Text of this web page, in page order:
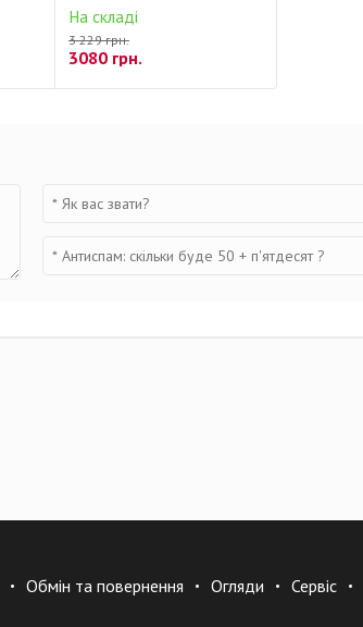
На складі
3 229 грн.
3080 грн.
Обмін та повернення Огляди Сервіс